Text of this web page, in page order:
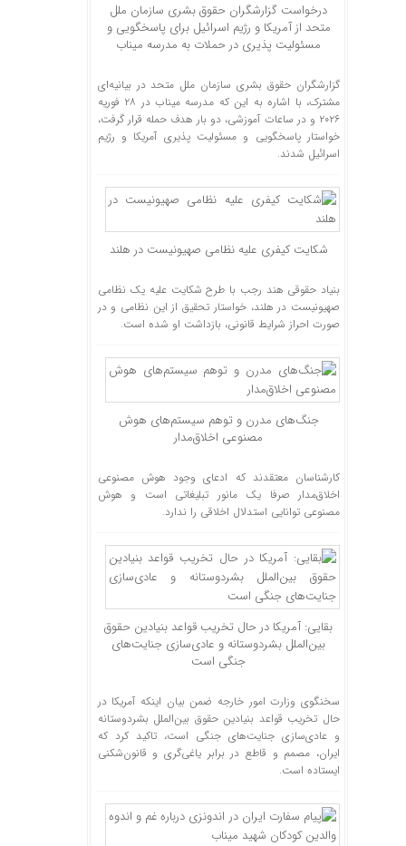
درخواست گزارشگران حقوق بشری سازمان ملل
متحد از آمریکا و رژیم اسرائیل برای پاسخگویی و
مسئولیت پذیری در حملات به مدرسه میناب
گزارشگران حقوق بشری سازمان ملل متحد در بیانیه‌ای
مشترک، با اشاره به این که مدرسه میناب در ۲۸ فوریه
۲۰۲۶ و در ساعات آموزشی، دو بار هدف حمله قرار گرفت،
خواستار پاسخگویی و مسئولیت پذیری آمریکا و رژیم
اسرائیل شدند.
شکایت کیفری علیه نظامی صهیونیست در هلند
بنیاد حقوقی هند رجب با طرح شکایت علیه یک نظامی
صهیونیست در هلند، خواستار تحقیق از این نظامی و در
صورت احراز شرایط قانونی، بازداشت او شده است.
جنگ‌های مدرن و توهم سیستم‌های هوش
مصنوعی اخلاق‌مدار
کارشناسان معتقدند که ادعای وجود هوش مصنوعی
اخلاق‌مدار صرفا یک مانور تبلیغاتی است و هوش
مصنوعی توانایی استدلال اخلاقی را ندارد.
بقایی: آمریکا در حال تخریب قواعد بنیادین حقوق
بین‌الملل بشردوستانه و عادی‌سازی جنایت‌های
جنگی است
سخنگوی وزارت امور خارجه ضمن بیان اینکه آمریکا در
حال تخریب قواعد بنیادین حقوق بین‌الملل بشردوستانه
و عادی‌سازی جنایت‌های جنگی است، تاکید کرد که
ایران، مصمم و قاطع در برابر یاغی‌گری و قانون‌شکنی
ایستاده است.